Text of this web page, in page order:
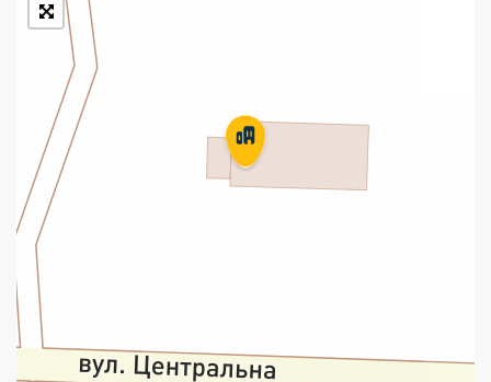
готівки
Виплата пенсій та соціальних допомог
Продаж товарів
Продаж марок та паковання